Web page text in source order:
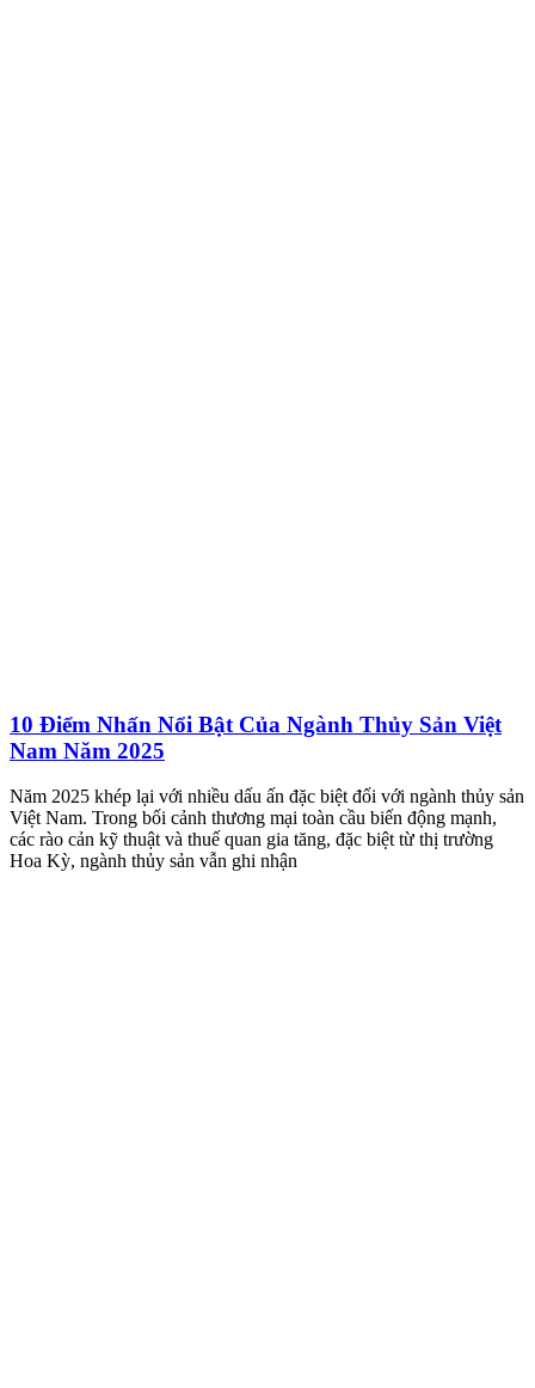
10 Điểm Nhấn Nổi Bật Của Ngành Thủy Sản Việt
Nam Năm 2025
Năm 2025 khép lại với nhiều dấu ấn đặc biệt đối với ngành thủy sản
Việt Nam. Trong bối cảnh thương mại toàn cầu biến động mạnh,
các rào cản kỹ thuật và thuế quan gia tăng, đặc biệt từ thị trường
Hoa Kỳ, ngành thủy sản vẫn ghi nhận